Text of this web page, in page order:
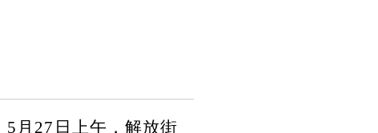
5月27日上午， 解放街